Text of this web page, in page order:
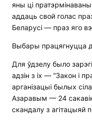
яны ці
аддаць свой голас
Беларусі — праз яго
Выбары працягнуцца
Для ўдзелу было
адзін з іх — “Закон і
арганізацыі былых
Азаравым — 24
скандалу з агітацыяй